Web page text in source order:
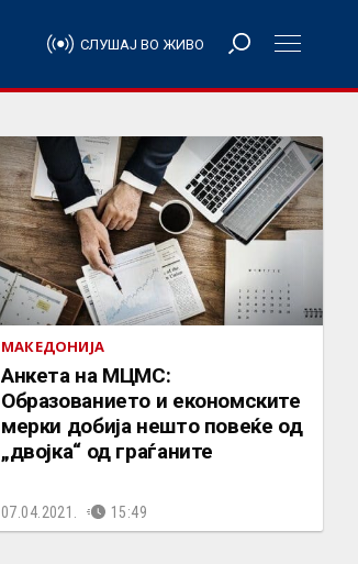
СЛУШАЈ ВО ЖИВО
МАКЕДОНИЈА
Анкета на МЦМС:
Образованието и економските
мерки добија нешто повеќе од
„двојка“ од граѓаните
07.04.2021. 15:49